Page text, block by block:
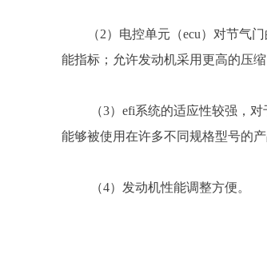
（2）电控单元（ecu）对节气
能指标；允许发动机采用更高的压
（3）efi系统的适应性较强，
能够被使用在许多不同规格型号的
（4）发动机性能调整方便。